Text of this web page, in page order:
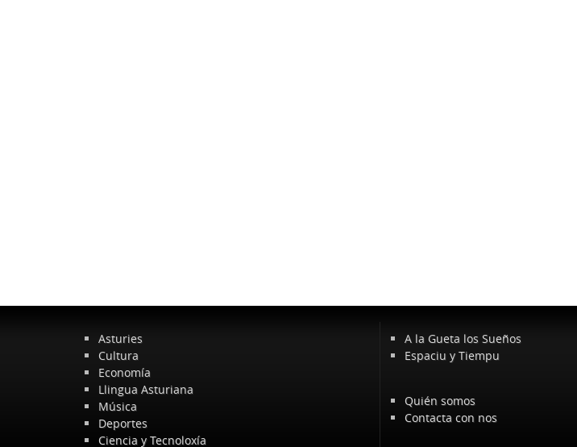
Asturies
Cultura
Economía
Llingua Asturiana
Música
Deportes
Ciencia y Tecnoloxía
A la Gueta los Sueños
Espaciu y Tiempu
Quién somos
Contacta con nos